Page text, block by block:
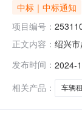
中标｜中标通知
项目编号：
正文内容： 绍兴
划金
发布时间： 2024-
相关产品：
车辆